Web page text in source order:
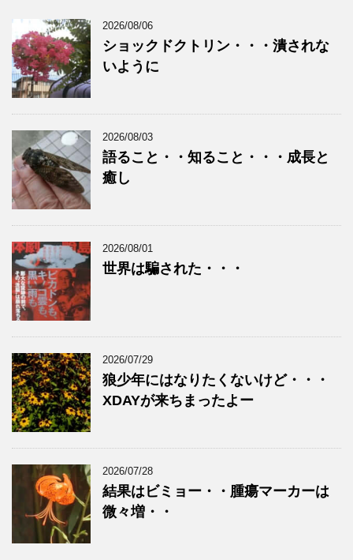
2026/08/06
ショックドクトリン・・・潰されな
いように
2026/08/03
語ること・・知ること・・・成長と
癒し
2026/08/01
世界は騙された・・・
2026/07/29
狼少年にはなりたくないけど・・・
XDAYが来ちまったよー
2026/07/28
結果はビミョー・・腫瘍マーカーは
微々増・・